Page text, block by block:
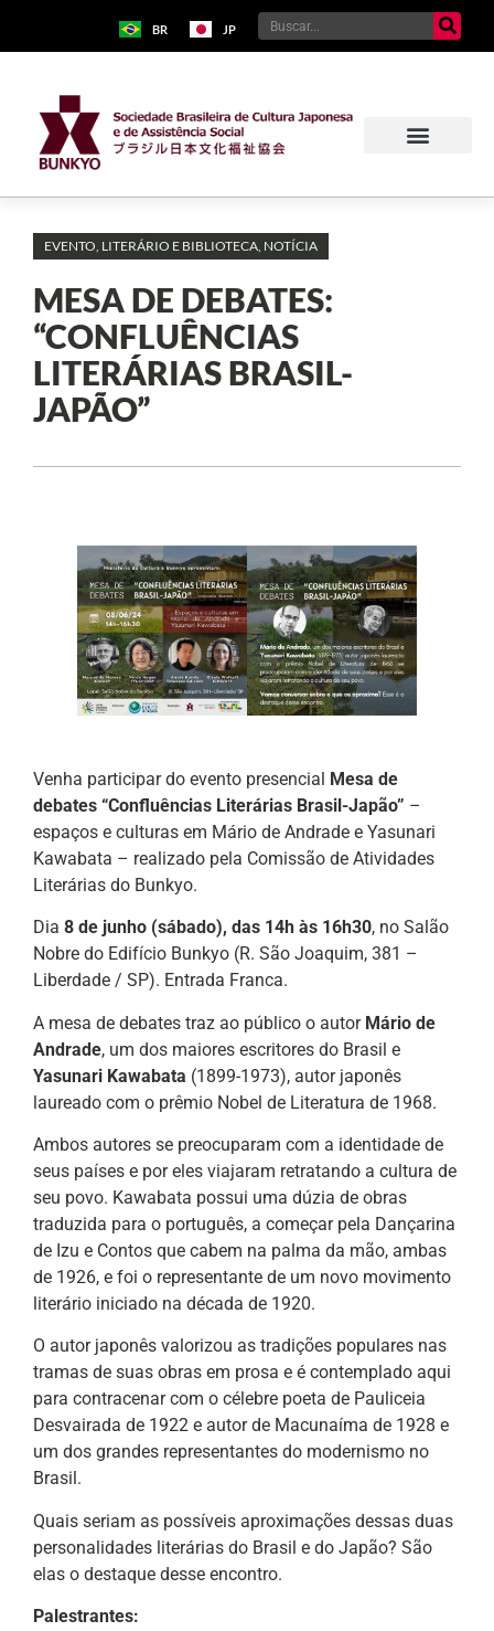
BR JP
EVENTO LITERÁRIO E BIBLIOTECA NOTÍCIA
MESA DE DEBATES:
“CONFLUÊNCIAS
LITERÁRIAS BRASIL-
JAPÃO”
Venha participar do evento presencial Mesa de
debates “Confluências Literárias Brasil-Japão” –
espaços e culturas em Mário de Andrade e Yasunari
Kawabata – realizado pela Comissão de Atividades
Literárias do Bunkyo.
Dia 8 de junho (sábado), das 14h às 16h30, no Salão
Nobre do Edifício Bunkyo (R. São Joaquim, 381 –
Liberdade / SP). Entrada Franca.
A mesa de debates traz ao público o autor Mário de
Andrade, um dos maiores escritores do Brasil e
Yasunari Kawabata (1899-1973), autor japonês
laureado com o prêmio Nobel de Literatura de 1968.
Ambos autores se preocuparam com a identidade de
seus países e por eles viajaram retratando a cultura de
seu povo. Kawabata possui uma dúzia de obras
traduzida para o português, a começar pela Dançarina
de Izu e Contos que cabem na palma da mão, ambas
de 1926, e foi o representante de um novo movimento
literário iniciado na década de 1920.
O autor japonês valorizou as tradições populares nas
tramas de suas obras em prosa e é contemplado aqui
para contracenar com o célebre poeta de Pauliceia
Desvairada de 1922 e autor de Macunaíma de 1928 e
um dos grandes representantes do modernismo no
Brasil.
Quais seriam as possíveis aproximações dessas duas
personalidades literárias do Brasil e do Japão? São
elas o destaque desse encontro.
Palestrantes: